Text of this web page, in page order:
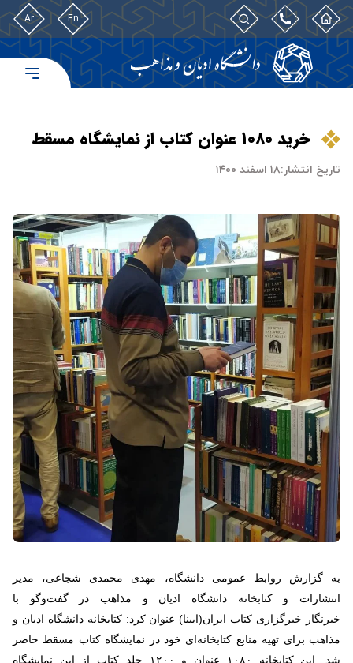
En
Ar
خرید ۱۰۸۰ عنوان کتاب از نمایشگاه مسقط
تاریخ انتشار:۱۸ اسفند ۱۴۰۰
به گزارش روابط عمومی دانشگاه، مهدی محمدی شجاعی، مدیر
انتشارات و کتابخانه دانشگاه ادیان و مذاهب در گفت‌وگو با
خبرنگار خبرگزاری کتاب ایران(ایبنا) عنوان کرد: کتابخانه دانشگاه ادیان و
مذاهب برای تهیه منابع کتابخانه‌ای خود در نمایشگاه کتاب مسقط حاضر
شد. این کتابخانه ۱۰۸۰ عنوان و ۱۲۰۰ جلد کتاب از این نمایشگاه